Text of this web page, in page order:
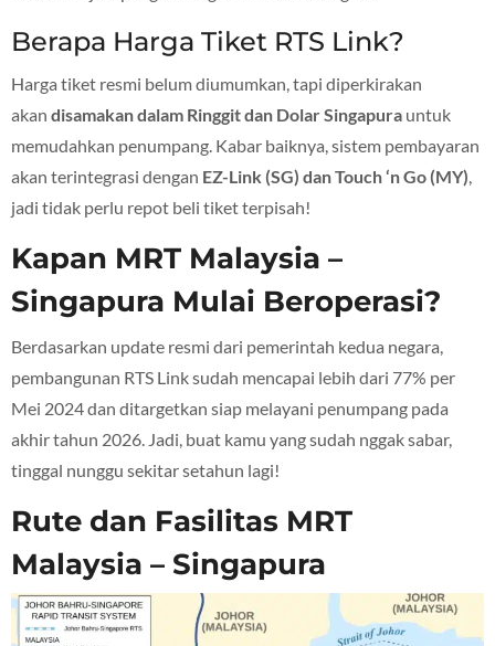
Berapa Harga Tiket RTS Link?
Harga tiket resmi belum diumumkan, tapi diperkirakan
akan disamakan dalam Ringgit dan Dolar Singapura untuk
memudahkan penumpang. Kabar baiknya, sistem pembayaran
akan terintegrasi dengan EZ-Link (SG) dan Touch ‘n Go (MY),
jadi tidak perlu repot beli tiket terpisah!
Kapan MRT Malaysia –
Singapura Mulai Beroperasi?
Berdasarkan update resmi dari pemerintah kedua negara,
pembangunan RTS Link sudah mencapai lebih dari 77% per
Mei 2024 dan ditargetkan siap melayani penumpang pada
akhir tahun 2026. Jadi, buat kamu yang sudah nggak sabar,
tinggal nunggu sekitar setahun lagi!
Rute dan Fasilitas MRT
Malaysia – Singapura